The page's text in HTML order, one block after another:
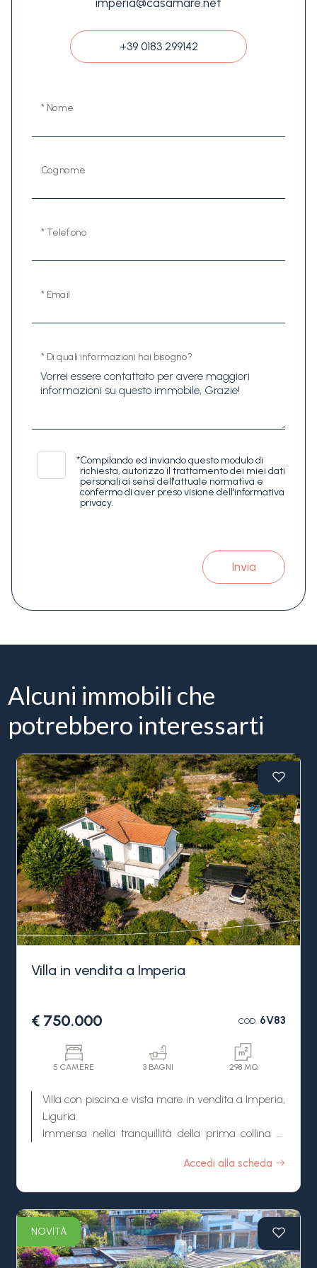
+39 0183 299142
* Nome
Cognome
* Telefono
* Email
* Di quali informazioni hai bisogno?
*Compilando ed inviando questo modulo di
richiesta, autorizzo il trattamento dei miei dati
personali ai sensi dell'attuale normativa e
confermo di aver preso visione dell'informativa
privacy.
Invia
Alcuni immobili che
potrebbero interessarti
Villa in vendita a Imperia
€ 750.000 COD. 6V83
5 CAMERE 3 BAGNI 298 MQ
Villa con piscina e vista mare in vendita a Imperia,
Liguria.
Immersa nella tranquillità della prima collina di
vendita rappresenta la scelta ideale per chi
raggiungere il centro e le spiagge in soli 10 minuti.
La proprietà si trova in una posizione riservata e
silenziosa, lontana dal traffico e dal caos cittadino,
Accedi alla scheda
NOVITÀ